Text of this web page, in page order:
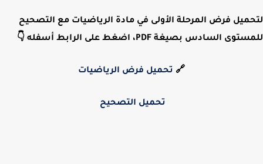
لتحميل فرض المرحلة الأولى في مادة الرياضيات مع التصحيح
للمستوى السادس بصيغة PDF، اضغط على الرابط أسفله 👇
🔗 تحميل فرض الرياضيات
تحميل التصحيح